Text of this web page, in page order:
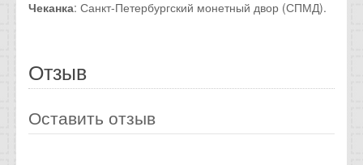
Чеканка: Санкт-Петербургский монетный двор (СПМД).
Отзыв
Оставить отзыв